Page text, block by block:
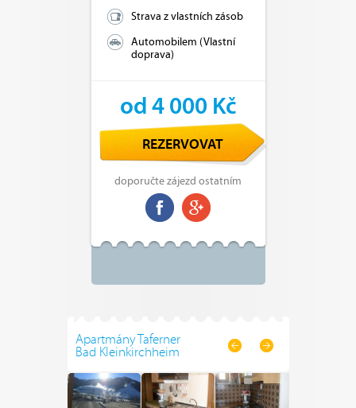
Strava z vlastních zásob
Automobilem (Vlastní
doprava)
od 4 000 Kč
REZERVOVAT
doporučte zájezd ostatním
Apartmány Taferner
Bad Kleinkirchheim